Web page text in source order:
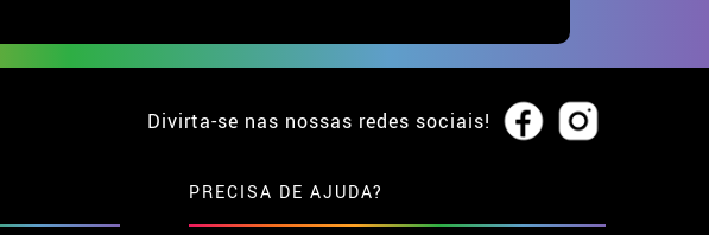
Divirta-se nas nossas redes sociais!
PRECISA DE AJUDA?